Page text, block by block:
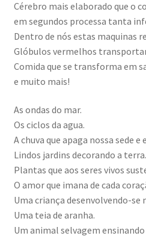
Cérebro mais elaborado que o
em segundos processa tanta
Dentro de nós estas maquinas
Glóbulos vermelhos
Comida que se transforma em
e muito mais!
As ondas do mar.
Os ciclos da agua.
A chuva que apaga nossa sede
Lindos jardins decorando a terra.
Plantas que aos seres vivos
O amor que imana de cada
Uma criança desenvolvendo-
Uma teia de aranha.
Um animal selvagem